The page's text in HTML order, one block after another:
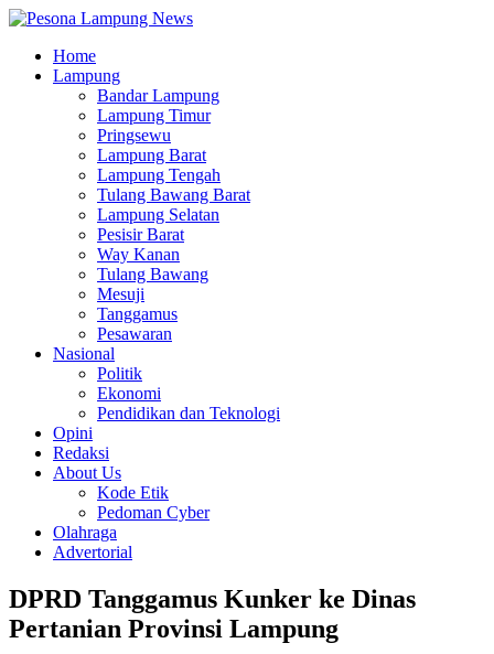
Home
Lampung
Bandar Lampung
Lampung Timur
Pringsewu
Lampung Barat
Lampung Tengah
Tulang Bawang Barat
Lampung Selatan
Pesisir Barat
Way Kanan
Tulang Bawang
Mesuji
Tanggamus
Pesawaran
Nasional
Politik
Ekonomi
Pendidikan dan Teknologi
Opini
Redaksi
About Us
Kode Etik
Pedoman Cyber
Olahraga
Advertorial
DPRD Tanggamus Kunker ke Dinas
Pertanian Provinsi Lampung